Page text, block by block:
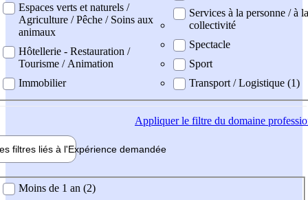
Espaces verts et naturels /
Agriculture / Pêche / Soins aux
animaux
Hôtellerie - Restauration /
Tourisme / Animation
Immobilier
Services à la personne / à la
collectivité
Spectacle
Sport
Transport / Logistique (1)
Appliquerle filtre du domaine
filtres liés à l'Expérience demandée
demandée
Moins de 1 an (2)